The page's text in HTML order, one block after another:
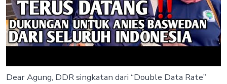
Dear Agung, DDR singkatan dari “Double Data Rate”